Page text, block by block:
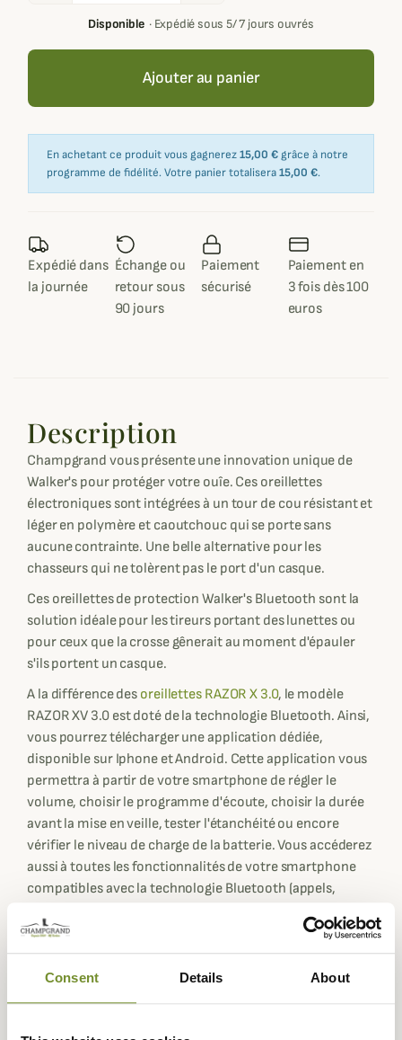
Consent Details About
Disponible· Expédié sous 5/ 7 jours ouvrés
Ajouter au panier
En achetant ce produit vous gagnerez15,00 € grâce à notre
programme de fidélité. Votre panier totalisera15,00 €.
Expédié dans
la journée
Échange ou
retour sous
90 jours
Paiement
sécurisé
Paiement en
3 fois dès 100
euros
Description
Champgrand vous présente une innovation unique de
Walker's pour protéger votre ouîe. Ces oreillettes
électroniques sont intégrées à un tour de cou résistant et
léger en polymère et caoutchouc qui se porte sans
aucune contrainte. Une belle alternative pour les
chasseurs qui ne tolèrent pas le port d'un casque.
Ces oreillettes de protection Walker's Bluetooth sont la
solution idéale pour les tireurs portant des lunettes ou
pour ceux que la crosse gênerait au moment d'épauler
s'ils portent un casque.
A la différence des oreillettes RAZOR X 3.0, le modèle
RAZOR XV 3.0 est doté de la technologie Bluetooth. Ainsi,
vous pourrez télécharger une application dédiée,
disponible sur Iphone et Android. Cette application vous
permettra à partir de votre smartphone de régler le
volume, choisir le programme d'écoute, choisir la durée
avant la mise en veille, tester l'étanchéité ou encore
vérifier le niveau de charge de la batterie. Vous accéderez
aussi à toutes les fonctionnalités de votre smartphone
compatibles avec la technologie Bluetooth (appels,
de les connecter a votre Talkie-walkie ou tout autre
appareil doté de la technologie bluetooth;
Vous disposez de 4 modes d'écoutes et d'une
amplification réglable jusqu'à X9 pour entendre plus